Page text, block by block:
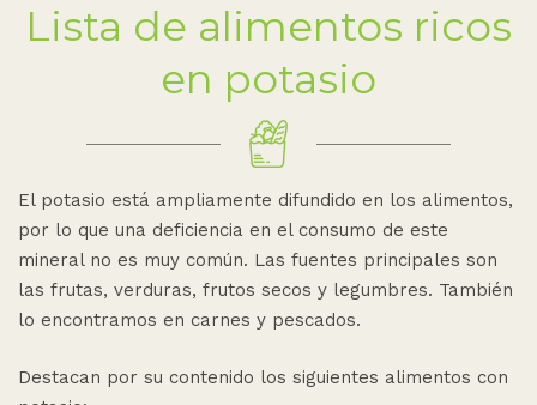
Lista de alimentos ricos
en potasio
El potasio está ampliamente difundido en los alimentos,
por lo que una deficiencia en el consumo de este
mineral no es muy común. Las fuentes principales son
las frutas, verduras, frutos secos y legumbres. También
lo encontramos en carnes y pescados.
Destacan por su contenido los siguientes alimentos con